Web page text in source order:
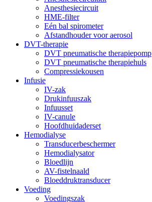
Anesthesiecircuit
HME-filter
Eén bal spirometer
Afstandhouder voor aerosol
DVT-therapie
DVT pneumatische therapiepomp
DVT pneumatische therapiehuls
Compressiekousen
Infusie
IV-zak
Drukinfuuszak
Infuusset
IV-canule
Hoofdhuidaderset
Hemodialyse
Transducerbeschermer
Hemodialysator
Bloedlijn
AV-fistelnaald
Bloeddruktransducer
Voeding
Voedingszak